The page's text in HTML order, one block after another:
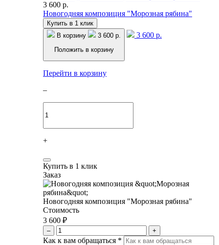
3 600 р.
Новогодняя композиция "Морозная рябина"
Купить в 1 клик
В корзину
3 600 р.
Положить в корзину
3 600 р.
Перейти в корзину
–
+
Купить в 1 клик
Заказ
Новогодняя композиция "Морозная рябина"
Стоимость
3 600 ₽
– +
Как к вам обращаться *